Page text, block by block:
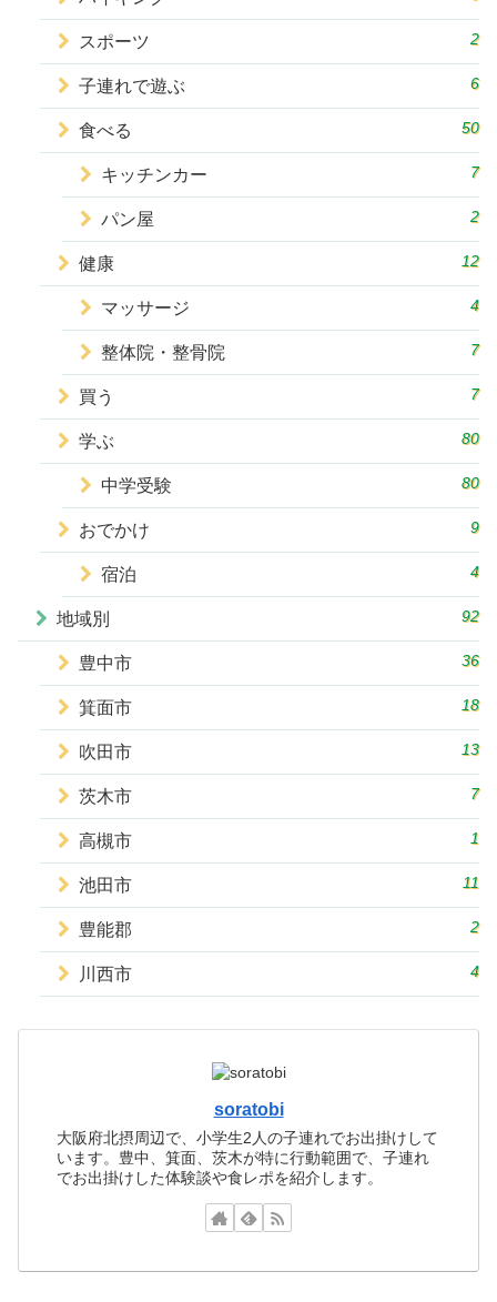
スポーツ 2
子連れで遊ぶ 6
食べる 50
キッチンカー 7
パン屋 2
健康 12
マッサージ 4
整体院・整骨院 7
買う 7
学ぶ 80
中学受験 80
おでかけ 9
宿泊 4
地域別 92
豊中市 36
箕面市 18
吹田市 13
茨木市 7
高槻市 1
池田市 11
豊能郡 2
川西市 4
soratobi
大阪府北摂周辺で、小学生2人の子連れでお出掛けして
います。豊中、箕面、茨木が特に行動範囲で、子連れ
でお出掛けした体験談や食レポを紹介します。